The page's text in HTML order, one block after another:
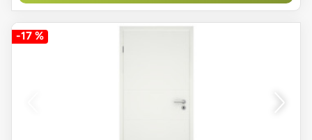
-17 %